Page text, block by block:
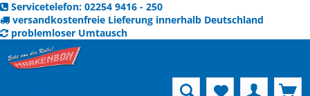
Servicetelefon: 02254 9416 - 250
versandkostenfreie Lieferung innerhalb Deutschland
problemloser Umtausch